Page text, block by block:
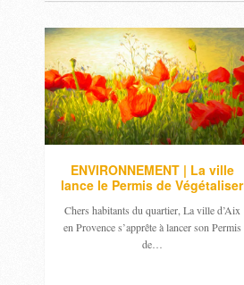
ENVIRONNEMENT | La ville
lance le Permis de Végétaliser
Chers habitants du quartier, La ville d’Aix
en Provence s’apprête à lancer son Permis
de…